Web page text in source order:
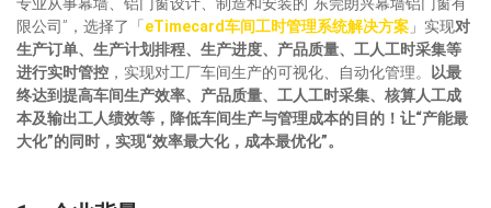
限公司”，选择了「 eTimecard车间工时管理系统解决方案 」实现对
生产订单、生产计划排程、生产进度、产品质量、工人工时采集等
进行实时管控 ，实现对工厂车间生产的可视化、自动化管理。
以最
终达到提高车间生产效率、产品质量、工人工时采集、核算人工成
本及输出工人绩效等，降低车间生产与管理成本的目的！让“产能最
大化”的同时，实现“效率最大化，成本最优化”。